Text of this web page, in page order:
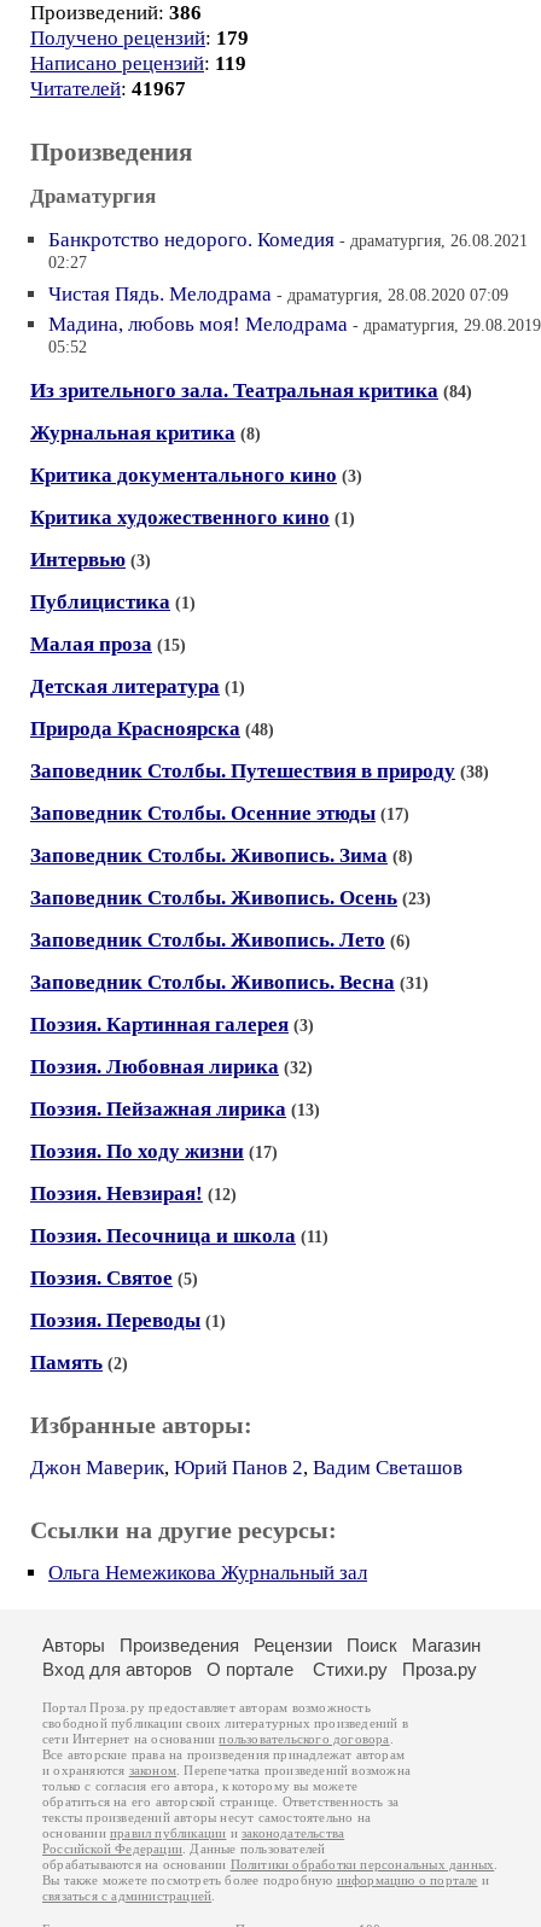
Произведений: 386
Получено рецензий: 179
Написано рецензий: 119
Читателей: 41967
Произведения
Драматургия
Банкротство недорого. Комедия - драматургия, 26.08.2021
02:27
Чистая Пядь. Мелодрама - драматургия, 28.08.2020 07:09
Мадина, любовь моя! Мелодрама - драматургия, 29.08.2019
05:52
Из зрительного зала. Театральная критика (84)
Журнальная критика (8)
Критика документального кино (3)
Критика художественного кино (1)
Интервью (3)
Публицистика (1)
Малая проза (15)
Детская литература (1)
Природа Красноярска (48)
Заповедник Столбы. Путешествия в природу (38)
Заповедник Столбы. Осенние этюды (17)
Заповедник Столбы. Живопись. Зима (8)
Заповедник Столбы. Живопись. Осень (23)
Заповедник Столбы. Живопись. Лето (6)
Заповедник Столбы. Живопись. Весна (31)
Поэзия. Картинная галерея (3)
Поэзия. Любовная лирика (32)
Поэзия. Пейзажная лирика (13)
Поэзия. По ходу жизни (17)
Поэзия. Невзирая! (12)
Поэзия. Песочница и школа (11)
Поэзия. Святое (5)
Поэзия. Переводы (1)
Память (2)
Избранные авторы:
Джон Маверик, Юрий Панов 2, Вадим Светашов
Ссылки на другие ресурсы:
Ольга Немежикова Журнальный зал
Авторы Произведения Рецензии Поиск
Магазин
Вход для авторов
О портале Стихи.ру Проза.ру
Портал Проза.ру предоставляет авторам возможность
свободной публикации своих литературных произведений в
сети Интернет на основаниипользовательского договора
Все авторские права на произведения принадлежат авторам
и охраняются законом . Перепечатка произведений возможна
только с согласия его автора, к которому вы можете
обратиться на его авторской странице. Ответственность за
тексты произведений авторы несут самостоятельно на
основанииправил публикации изаконодательства
Российской Федерации . Данные пользователей
обрабатываются на основании Политики обработки персональных данных
Вы также можете посмотреть более подробную информацию о портале и
связаться с администрацией